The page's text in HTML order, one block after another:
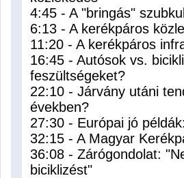
4:45 - A "bringás"
6:13 - A kerékpáros
11:20 - A kerékpáros
16:45 - Autósok vs.
feszültségeket?
22:10 - Járvány utáni
években?
27:30 - Európai jó
32:15 - A Magyar
36:08 - Zárógondolat:
biciklizést"